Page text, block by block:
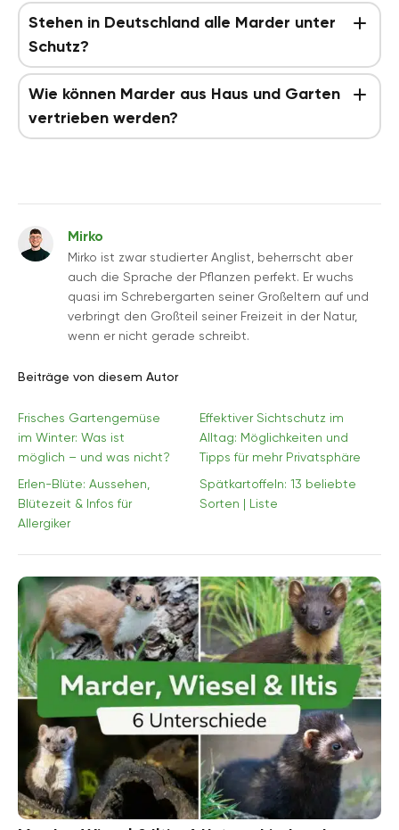
Stehen in Deutschland alle Marder unter
Schutz?
Wie können Marder aus Haus und Garten
vertrieben werden?
Mirko
Mirko ist zwar studierter Anglist, beherrscht aber
auch die Sprache der Pflanzen perfekt. Er wuchs
quasi im Schrebergarten seiner Großeltern auf und
verbringt den Großteil seiner Freizeit in der Natur,
wenn er nicht gerade schreibt.
Beiträge von diesem Autor
Frisches Gartengemüse
im Winter: Was ist
möglich – und was nicht?
Effektiver Sichtschutz im
Alltag: Möglichkeiten und
Tipps für mehr Privatsphäre
Erlen-Blüte: Aussehen,
Blütezeit & Infos für
Allergiker
Spätkartoffeln: 13 beliebte
Sorten | Liste